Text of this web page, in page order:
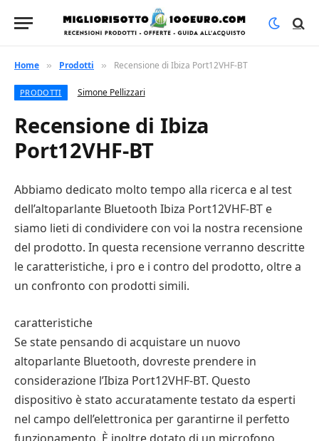
Home » Prodotti » Recensione di Ibiza Port12VHF-BT
PRODOTTI Simone Pellizzari
Recensione di Ibiza
Port12VHF-BT
Abbiamo dedicato molto tempo alla ricerca e al test
dell’altoparlante Bluetooth Ibiza Port12VHF-BT e
siamo lieti di condividere con voi la nostra recensione
del prodotto. In questa recensione verranno descritte
le caratteristiche, i pro e i contro del prodotto, oltre a
un confronto con prodotti simili.
caratteristiche
Se state pensando di acquistare un nuovo
altoparlante Bluetooth, dovreste prendere in
considerazione l’Ibiza Port12VHF-BT. Questo
dispositivo è stato accuratamente testato da esperti
nel campo dell’elettronica per garantirne il perfetto
funzionamento. È inoltre dotato di un microfono